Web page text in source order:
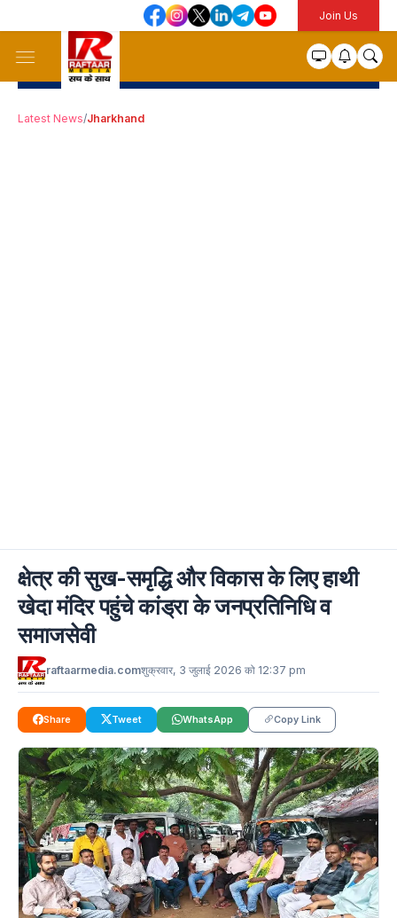
Join Us
Latest News/Jharkhand
क्षेत्र की सुख-समृद्धि और विकास के लिए हाथी
खेदा मंदिर पहुंचे कांड्रा के जनप्रतिनिधि व
समाजसेवी
raftaarmedia.comशुक्रवार, 3 जुलाई 2026 को 12:37 pm
Share Tweet WhatsApp Copy Link